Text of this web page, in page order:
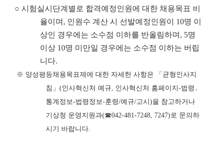
○ 시험실시단계별로 합격예정인원에 대한 채용목표 비
율이며, 인원수 계산 시 선발예정인원이 10명 이
상인 경우에는 소수점 이하를 반올림하며, 5명
이상 10명 미만일 경우에는 소수점 이하는 버립
니다.
※ 양성평등채용목표제에 대한 자세한 사항은 「 균형인사지
침 」(인사혁신처 예규, 인사혁신처 홈페이지-법령 ․
통계정보-법령정보-훈령/예규/고시)을 참고하거나
기상청 운영지원과(☎042-481-7248, 7247)로 문의하
시기 바랍니다.